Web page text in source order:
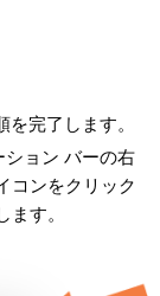
を完了します。
ョン バーの右
コンをクリック
す。